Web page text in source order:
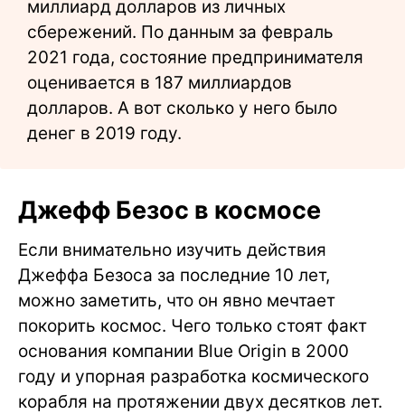
миллиард долларов из личных
сбережений. По данным за февраль
2021 года, состояние предпринимателя
оценивается в 187 миллиардов
долларов. А вот сколько у него было
денег в 2019 году.
Джефф Безос в космосе
Если внимательно изучить действия
Джеффа Безоса за последние 10 лет,
можно заметить, что он явно мечтает
покорить космос. Чего только стоят факт
основания компании Blue Origin в 2000
году и упорная разработка космического
корабля на протяжении двух десятков лет.